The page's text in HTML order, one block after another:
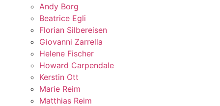
Andy Borg
Beatrice Egli
Florian Silbereisen
Giovanni Zarrella
Helene Fischer
Howard Carpendale
Kerstin Ott
Marie Reim
Matthias Reim